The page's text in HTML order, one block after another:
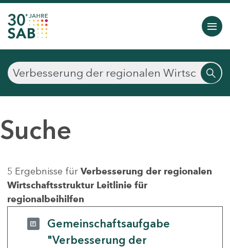
Suche
5 Ergebnisse für Verbesserung der regionalen
Wirtschaftsstruktur Leitlinie für
regionalbeihilfen
Gemeinschaftsaufgabe
"Verbesserung der